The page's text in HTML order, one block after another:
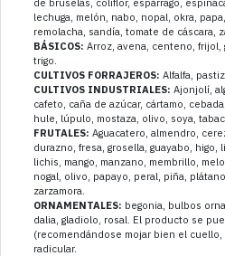
lechuga, melón, nabo, nopal, okra,
remolacha, sandía, tomate de cáscara,
BÁSICOS: Arroz, avena, centeno, frijol,
trigo.
CULTIVOS FORRAJEROS: Alfalfa,
CULTIVOS INDUSTRIALES: Ajonjolí,
cafeto, caña de azúcar, cártamo,
hule, lúpulo, mostaza, olivo, soya,
FRUTALES: Aguacatero, almendro,
durazno, fresa, grosella, guayabo, higo,
lichis, mango, manzano, membrillo,
nogal, olivo, papayo, peral, piña,
zarzamora.
ORNAMENTALES: begonia, bulbos
dalia, gladiolo, rosal. El producto se
(recomendándose mojar bien el
radicular.